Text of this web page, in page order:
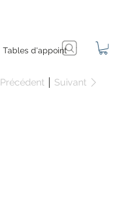
Tables d'appoint
Précédent Suivant